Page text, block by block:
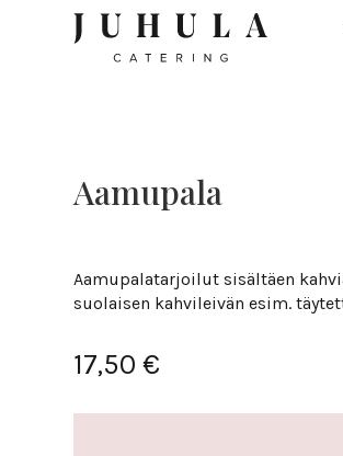
Aamu­pala
Aamupalatarjoilut sisältäen
suolaisen kahvileivän esim.
17,50€